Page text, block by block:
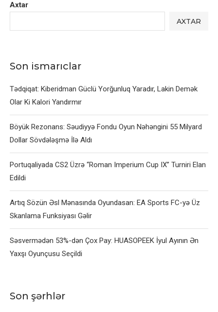
Axtar
AXTAR
Son ismarıclar
Tədqiqat: Kiberidman Güclü Yorğunluq Yaradır, Lakin Demək
Olar Ki Kalori Yandırmır
Böyük Rezonans: Səudiyyə Fondu Oyun Nəhəngini 55 Milyard
Dollar Sövdələşmə İlə Aldı
Portuqaliyada CS2 Üzrə “Roman Imperium Cup IX” Turniri Elan
Edildi
Artıq Sözün Əsl Mənasında Oyundasan: EA Sports FC-yə Üz
Skanlama Funksiyası Gəlir
Səsvermədən 53%-dən Çox Pay: HUASOPEEK İyul Ayının Ən
Yaxşı Oyunçusu Seçildi
Son şərhlər